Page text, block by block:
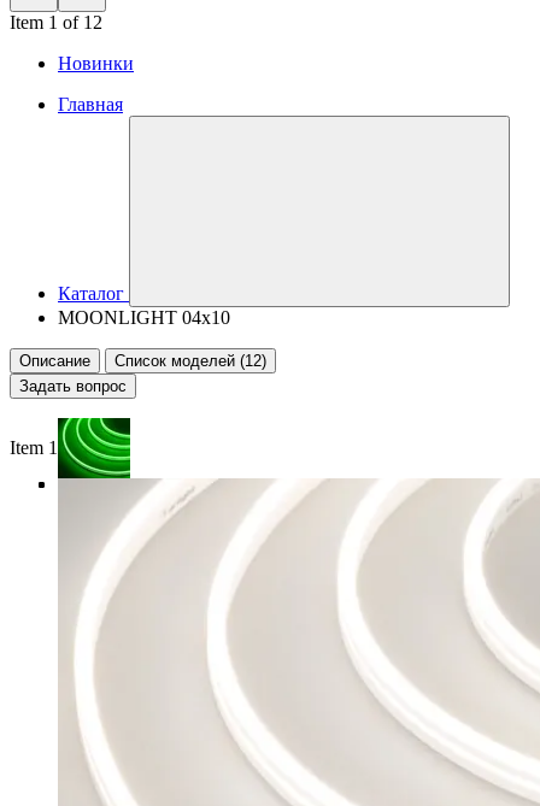
Item 1 of 12
Новинки
Главная
Каталог
MOONLIGHT 04x10
Описание
Список моделей (12)
Задать вопрос
Item 1 of 4